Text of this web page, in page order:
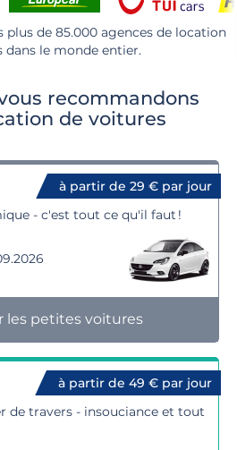
plus de 85.000 agences de location
dans le monde entier.
recommandons
de voitures
à partir de 29 € par jour
- c'est tout ce qu'il faut !
les petites voitures
à partir de 49 € par jour
de travers - insouciance et tout